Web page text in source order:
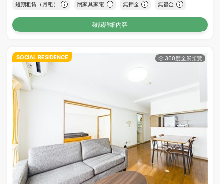
短期租賃（月租） 附家具家電 無押金 無禮金
確認詳細內容
SOCIAL RESIDENCE